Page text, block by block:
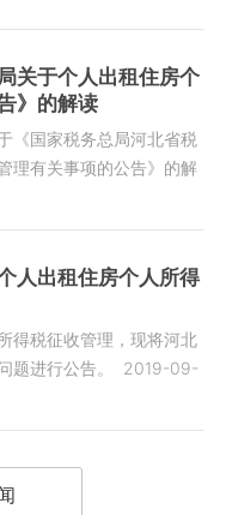
关于个人出租住房个
》的解读
《国家税务总局河北省税
理有关事项的公告》的解
人出租住房个人所得
得税征收管理，现将河北
题进行公告。
2019-09-